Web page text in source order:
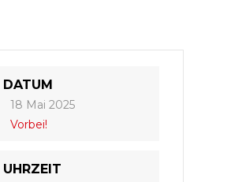
DATUM
18 Mai 2025
Vorbei!
UHRZEIT